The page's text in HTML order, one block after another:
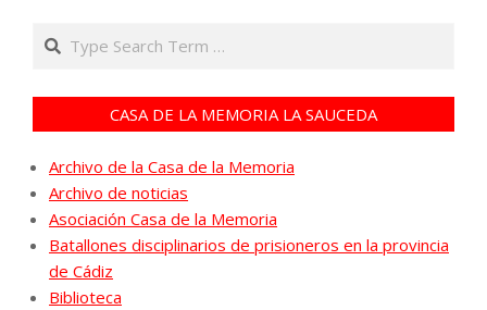
Search
CASA DE LA MEMORIA LA SAUCEDA
Archivo de la Casa de la Memoria
Archivo de noticias
Asociación Casa de la Memoria
Batallones disciplinarios de prisioneros en la provincia
de Cádiz
Biblioteca